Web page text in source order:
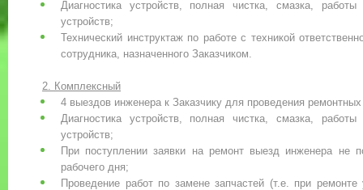
Диагностика устройств, полная чистка, смазка, работы
устройств;
Технический инструктаж по работе с техникой
сотрудника, назначенного Заказчиком.
2. Комплексный
4 выездов инженера к Заказчику для проведения ремонтных
Диагностика устройств, полная чистка, смазка, работы
устройств;
При поступлении заявки на ремонт выезд инженера не
рабочего дня;
Проведение работ по замене запчастей (т.е. при ремонте